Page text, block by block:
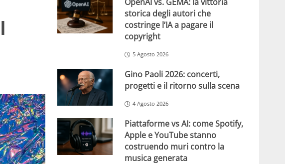
storica degli autori che
costringe l’IA a pagare il
copyright
5 Agosto 2026
Gino Paoli 2026: concerti,
progetti e il ritorno sulla scena
4 Agosto 2026
Piattaforme vs AI: come Spotify,
Apple e YouTube stanno
costruendo muri contro la
musica generata